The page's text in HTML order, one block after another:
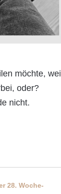
möchte, weil
oder?
nicht.
28. Woche-